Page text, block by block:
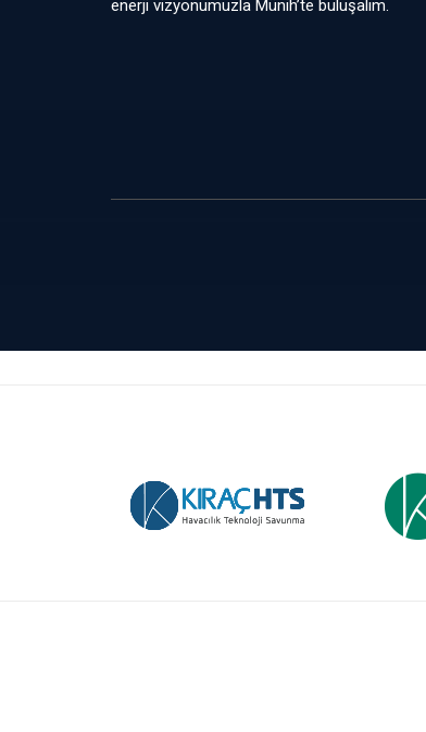
enerji vizyonumuzla Münih’te buluşalım.